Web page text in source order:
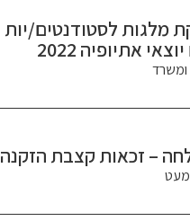
מלגות לסטודנטים/יות
אתיופיה 2022
– זכאות קצבת הזקנה